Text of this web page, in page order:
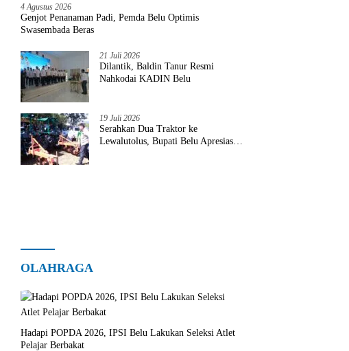
4 Agustus 2026
Genjot Penanaman Padi, Pemda Belu Optimis
Swasembada Beras
21 Juli 2026
Dilantik, Baldin Tanur Resmi
Nahkodai KADIN Belu
19 Juli 2026
Serahkan Dua Traktor ke
Lewalutolus, Bupati Belu Apresiasi
OLAHRAGA
Hadapi POPDA 2026, IPSI Belu Lakukan Seleksi Atlet
Pelajar Berbakat